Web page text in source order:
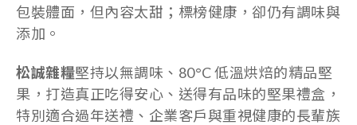
包裝體面，但內容太甜；標榜健康，卻仍有調味與
添加。
松誠雜糧堅持以無調味、80°C 低溫烘焙的精品堅
果，打造真正吃得安心、送得有品味的堅果禮盒，
特別適合過年送禮、企業客戶與重視健康的長輩族